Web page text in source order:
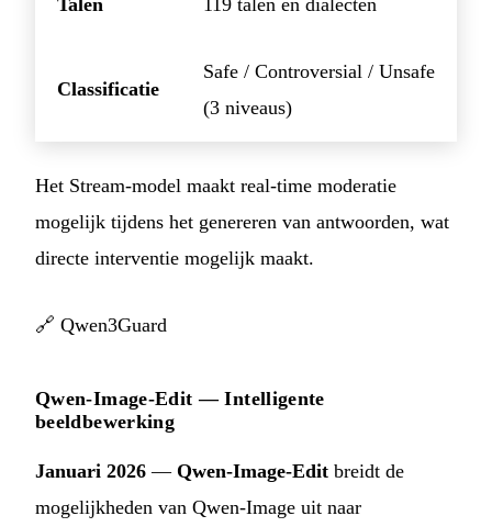
Classificatie
Safe / Controversial / Unsafe
(3 niveaus)
Het Stream-model maakt real-time moderatie
mogelijk tijdens het genereren van antwoorden, wat
directe interventie mogelijk maakt.
🔗 Qwen3Guard
Qwen-Image-Edit — Intelligente
beeldbewerking
Januari 2026 — Qwen-Image-Edit breidt de
mogelijkheden van Qwen-Image uit naar